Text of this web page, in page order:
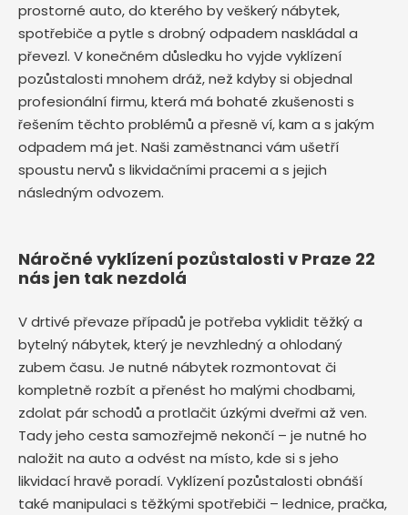
prostorné auto, do kterého by veškerý nábytek,
spotřebiče a pytle s drobný odpadem naskládal a
převezl. V konečném důsledku ho vyjde vyklízení
pozůstalosti mnohem dráž, než kdyby si objednal
profesionální firmu, která má bohaté zkušenosti s
řešením těchto problémů a přesně ví, kam a s jakým
odpadem má jet. Naši zaměstnanci vám ušetří
spoustu nervů s likvidačními pracemi a s jejich
následným odvozem.
Náročné vyklízení pozůstalosti v Praze 22
nás jen tak nezdolá
V drtivé převaze případů je potřeba vyklidit těžký a
bytelný nábytek, který je nevzhledný a ohlodaný
zubem času. Je nutné nábytek rozmontovat či
kompletně rozbít a přenést ho malými chodbami,
zdolat pár schodů a protlačit úzkými dveřmi až ven.
Tady jeho cesta samozřejmě nekončí – je nutné ho
naložit na auto a odvést na místo, kde si s jeho
likvidací hravě poradí. Vyklízení pozůstalosti obnáší
také manipulaci s těžkými spotřebiči – lednice, pračka,